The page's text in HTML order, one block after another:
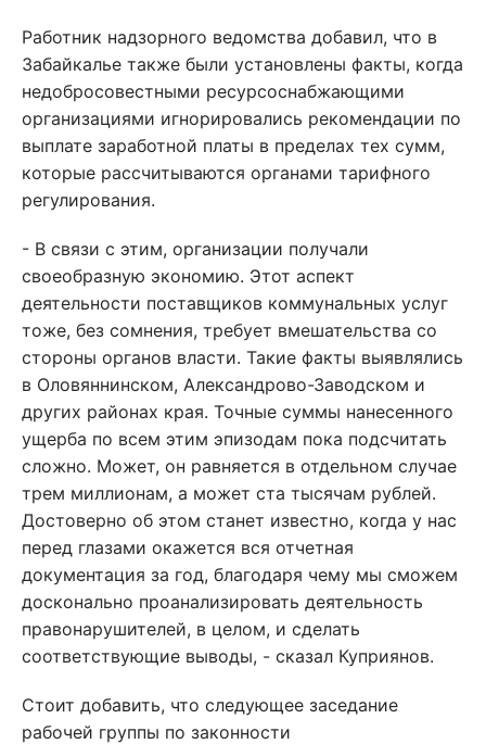
Работник надзорного ведомства добавил, что в
Забайкалье также были установлены факты, когда
недобросовестными ресурсоснабжающими
организациями игнорировались рекомендации по
выплате заработной платы в пределах тех сумм,
которые рассчитываются органами тарифного
регулирования.
- В связи с этим, организации получали
своеобразную экономию. Этот аспект
деятельности поставщиков коммунальных услуг
тоже, без сомнения, требует вмешательства со
стороны органов власти. Такие факты выявлялись
в Оловяннинском, Александрово-Заводском и
других районах края. Точные суммы нанесенного
ущерба по всем этим эпизодам пока подсчитать
сложно. Может, он равняется в отдельном случае
трем миллионам, а может ста тысячам рублей.
Достоверно об этом станет известно, когда у нас
перед глазами окажется вся отчетная
документация за год, благодаря чему мы сможем
досконально проанализировать деятельность
правонарушителей, в целом, и сделать
соответствующие выводы, - сказал Куприянов.
Стоит добавить, что следующее заседание
рабочей группы по законности